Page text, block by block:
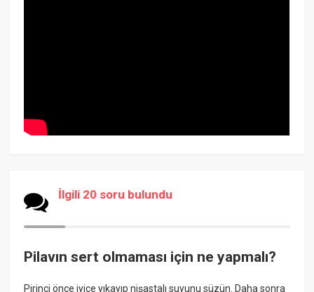
İlgili 20 soru bulundu
Pilavın sert olmaması için ne yapmalı?
Pirinci önce iyice yıkayıp nişastalı suyunu süzün. Daha sonra